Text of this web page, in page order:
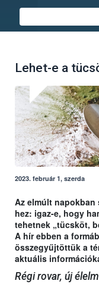
Lehet-e a
2023. február 1, szerda
Az elmúlt napokban
hez: igaz-e, hogy
tehetnek „tücsköt,
A hír ebben a
összegyűjtöttük a
aktuális
Régi rovar, új